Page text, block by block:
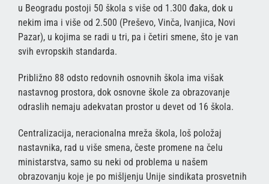
u Beogradu postoji 50 škola s više od 1.300 đaka, dok u
nekim ima i više od 2.500 (Preševo, Vinča, Ivanjica, Novi
Pazar), u kojima se radi u tri, pa i četiri smene, što je van
svih evropskih standarda.
Približno 88 odsto redovnih osnovnih škola ima višak
nastavnog prostora, dok osnovne škole za obrazovanje
odraslih nemaju adekvatan prostor u devet od 16 škola.
Centralizacija, neracionalna mreža škola, loš položaj
nastavnika, rad u više smena, česte promene na čelu
ministarstva, samo su neki od problema u našem
obrazovanju koje je po mišljenju Unije sindikata prosvetnih